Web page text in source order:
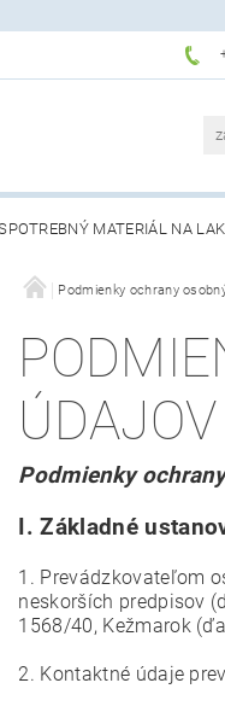
MATERIÁL NA
Podmienky ochrany
ÚDAJOV
Podmienky
I.Základné
1. Prevádzkovateľom
neskorších predpisov
1568/40, Kežmarok
2. Kontaktné údaje